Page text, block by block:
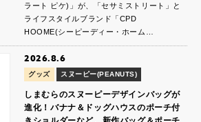
ラート ピケ)」が、「セサミストリート」と
ライフスタイルブランド「CPD
HOOME(シーピーディー・ホーム…
2026.8.6
グッズ スヌーピー(PEANUTS)
しまむらのスヌーピーデザインバッグが
進化！バナナ＆ドッグハウスのポーチ付